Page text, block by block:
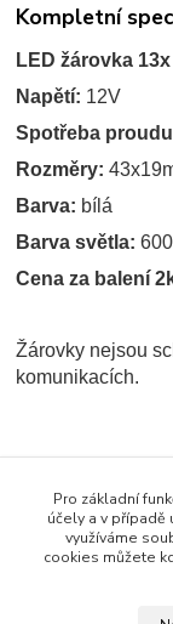
Kompletní
LED žárovka
Napětí: 12V
Spotřeba
Rozměry:
Barva: bílá
Barva světla:
Cena za balení
Žárovky nejsou
komunikacích.
ŽÁROVKY /
Žárovky - LED
Pro základní
účely a v
využíváme
cookies můžete